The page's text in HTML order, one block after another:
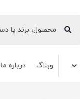
وبلاگ درباره ما